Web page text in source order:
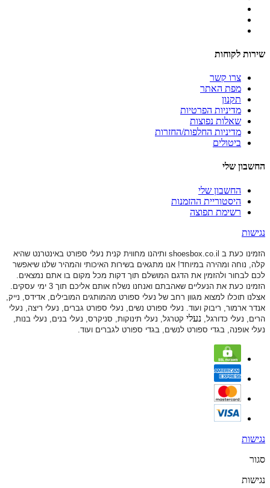
שירות לקוחות
צרו קשר
מפת האתר
תקנון
מדיניות הפרטיות
שאלות נפוצות
מדיניות החלפות/החזרות
ביטולים
החשבון שלי
החשבון שלי
היסטוריית ההזמנות
רשימת תפוצה
נגישות
הזמינו כעת ב shoesbox.co.il ותיהנו מחווית קנית נעלי ספורט באינטרנט שהיא
קלה, נוחה ומהירה במיוחד! אנו מתגאים בשירות האיכותי והמהיר שלנו שיאפשר
לכם לבחור ולהזמין את הדגם המושלם תוך דקות מכל מקום בו אתם נמצאים.
הזמינו כעת את הנעליים שאהבתם ואנחנו נשלח אותם אליכם תוך 3 ימי עסקים.
אצלנו תוכלו למצוא מגוון רחב של נעלי ספורט מהמותגים המובילים, אדידס, נייק,
אנדר ארמור, ריבוק ועוד. נעלי ספורט נשים, נעלי ספורט גברים, נעלי ריצה, נעלי
הרים, נעלי כדורגל, נעלי קטרגל, נעלי תינוקות, סניקרס, נעלי בנים, נעלי בנות,
נעלי אופנה, בגדי ספורט לנשים, בגדי ספורט לגברים ועוד.
נגישות
סגור
נגישות